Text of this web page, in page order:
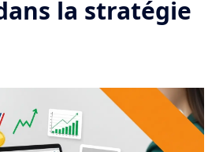
la stratégie